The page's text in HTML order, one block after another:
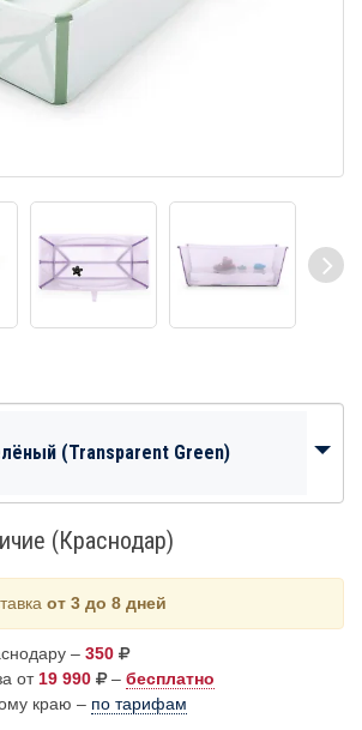
(Transparent Green)
(Краснодар)
от 3 до 8 дней
– 350
от 19 990 – бесплатно
краю – по тарифам